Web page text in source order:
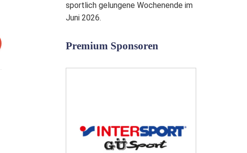
sportlich gelungene Wochenende im
Juni 2026.
Premium Sponsoren